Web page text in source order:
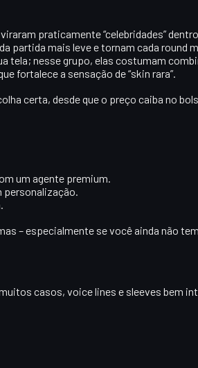
praticamente “celebridades”
partida mais leve e tornam cada round
tela; nesse grupo, elas costumam
fortalece a sensação de “skin rara”.
certa, desde que o preço caiba no
um agente premium.
personalização.
– especialmente se você ainda não
casos, voice lines e sleeves bem